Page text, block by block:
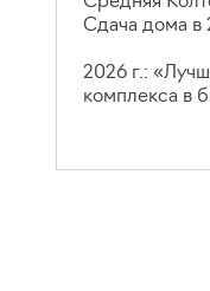
Сдача дома в
2026 г.:
комплекса в